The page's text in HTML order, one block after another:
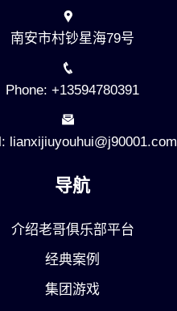
南安市村钞星海79号
Phone: +13594780391
lianxijiuyouhui@j90001.com
导航
介绍老哥俱乐部平台
经典案例
集团游戏